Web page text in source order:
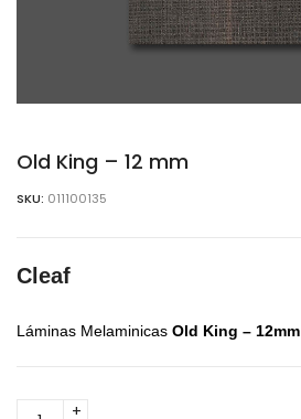
Old King – 12 mm
SKU: 011100135
Cleaf
Láminas Melaminicas Old King – 12mm